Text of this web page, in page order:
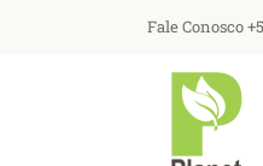
Fale Conosco